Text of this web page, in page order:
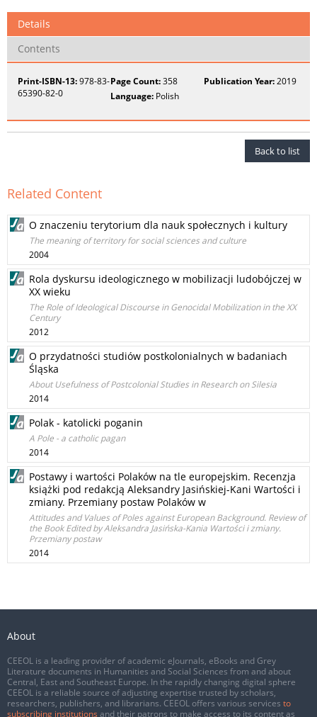
Details
Contents
Print-ISBN-13:978-83-
65390-82-0
Page Count:358 Publication Year:2019
Language: Polish
Back to list
Related Content
O znaczeniu terytorium dla nauk społecznych i kultury
The meaning of territory for social sciences and culture
2004
Rola dyskursu ideologicznego w mobilizacji ludobójczej w
XX wieku
The Role of Ideological Discourse in Genocidal Mobilization in the XX
Century
2012
O przydatności studiów postkolonialnych w badaniach
Śląska
About Usefulness of Postcolonial Studies in Research on Silesia
2014
Polak - katolicki poganin
A Pole - a catholic pagan
2014
Postawy i wartości Polaków na tle europejskim. Recenzja
książki pod redakcją Aleksandry Jasińskiej-Kani Wartości i
zmiany. Przemiany postaw Polaków w
Attitudes and Values of Poles against European Background. Review of
the Book Edited by Aleksandra Jasińska-Kania Wartości i zmiany.
Przemiany postaw
2014
About
CEEOL is a leading provider of academic eJournals, eBooks and Grey
Literature documents in Humanities and Social Sciences from and about
Central, East and Southeast Europe. In the rapidly changing digital sphere
CEEOL is a reliable source of adjusting expertise trusted by scholars,
researchers, publishers, and librarians. CEEOL offers various services to
subscribing institutions and their patrons to make access to its content as